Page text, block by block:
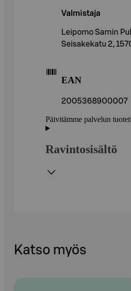
Valmistaja
Leipomo Samin
Seisakekatu 2,
EAN
2005368900007
Päivitämme palvelun
Ravintosisältö
Katso myös